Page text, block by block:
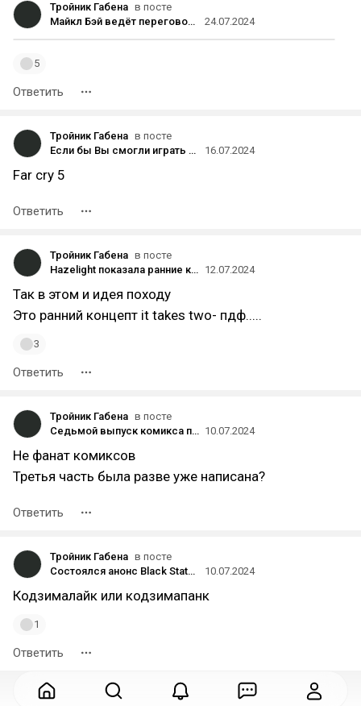
Тройник Габена в посте
Майкл Бэй ведёт переговоры о работе над фильмом и сериалами про скибиди-туалеты
24.07.2024
5
Ответить
Тройник Габена в посте
Если бы Вы смогли играть только в одну игру до конца жизни, какую бы выбрали?
16.07.2024
Far cry 5
Ответить
Тройник Габена в посте
Hazelight показала ранние концепты It Takes Two, когда игра носила рабочее название Project Nuts 12.07.2024
Так в этом и идея походу
Это ранний концепт it takes two- пдф.....
3
Ответить
Тройник Габена в посте
Седьмой выпуск комикса по Team Fortress 2 находится в разработке — сценаристы Valve показали одну страницу из него 10.07.2024
Не фанат комиксов
Третья часть была разве уже написана?
Ответить
Тройник Габена в посте
Состоялся анонс Black State — шпионского экшена в духе Metal Gear Solid
10.07.2024
Кодзималайк или кодзимапанк
1
Ответить